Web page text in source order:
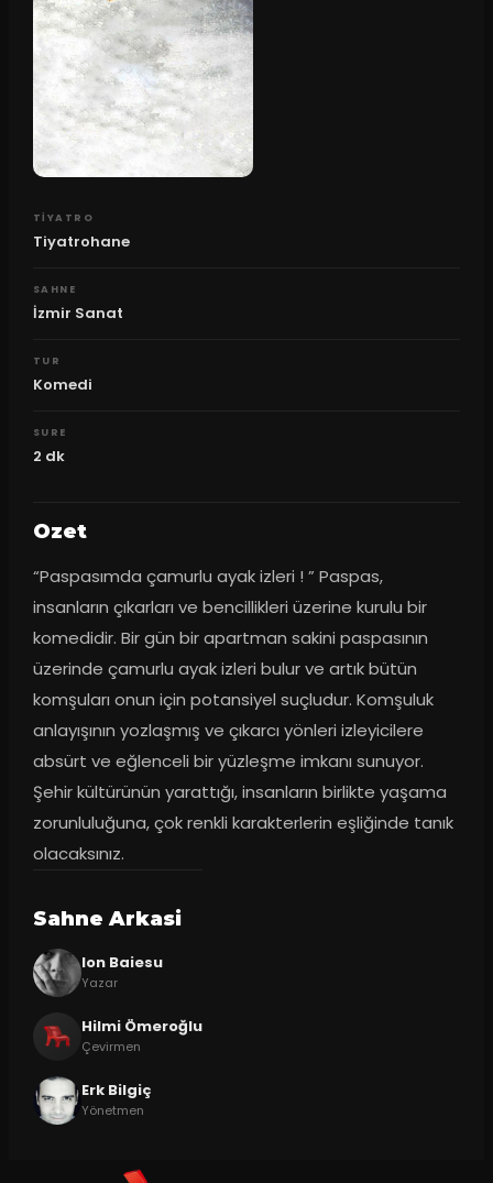
TIYATRO
Tiyatrohane
SAHNE
İzmir Sanat
TUR
Komedi
SURE
2 dk
Ozet
“Paspasımda çamurlu ayak izleri ! ” Paspas,
insanların çıkarları ve bencillikleri üzerine kurulu bir
komedidir. Bir gün bir apartman sakini paspasının
üzerinde çamurlu ayak izleri bulur ve artık bütün
komşuları onun için potansiyel suçludur. Komşuluk
anlayışının yozlaşmış ve çıkarcı yönleri izleyicilere
absürt ve eğlenceli bir yüzleşme imkanı sunuyor.
Şehir kültürünün yarattığı, insanların birlikte yaşama
zorunluluğuna, çok renkli karakterlerin eşliğinde tanık
olacaksınız.
Sahne Arkasi
Ion Baiesu
Yazar
Hilmi Ömeroğlu
Çevirmen
Erk Bilgiç
Yönetmen